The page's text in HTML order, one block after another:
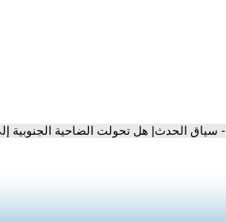
- سياق الحدث| هل تحولت الضاحية الجنوبية إلى